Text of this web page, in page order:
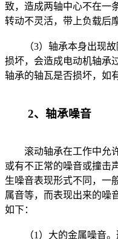
致，造成两轴中心不在一
转动不灵活，带上负载后
（3）轴承本身出现故
损坏，会造成电动机轴承
轴承的轴瓦是否损坏，如
2、轴承噪音
滚动轴承在工作中允许
或有不正常的噪音或撞击
生噪音表现形式不同，一
属音等，而表现出来的噪
如下：
（1）大的金属噪音。